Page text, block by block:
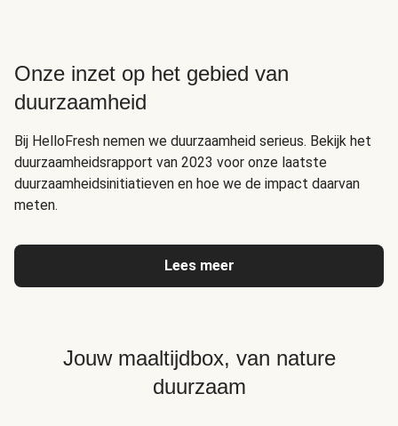
Onze inzet op het gebied van
duurzaamheid
Bij HelloFresh nemen we duurzaamheid serieus. Bekijk het
duurzaamheidsrapport van 2023 voor onze laatste
duurzaamheidsinitiatieven en hoe we de impact daarvan
meten.
Lees meer
Jouw maaltijdbox, van nature
duurzaam